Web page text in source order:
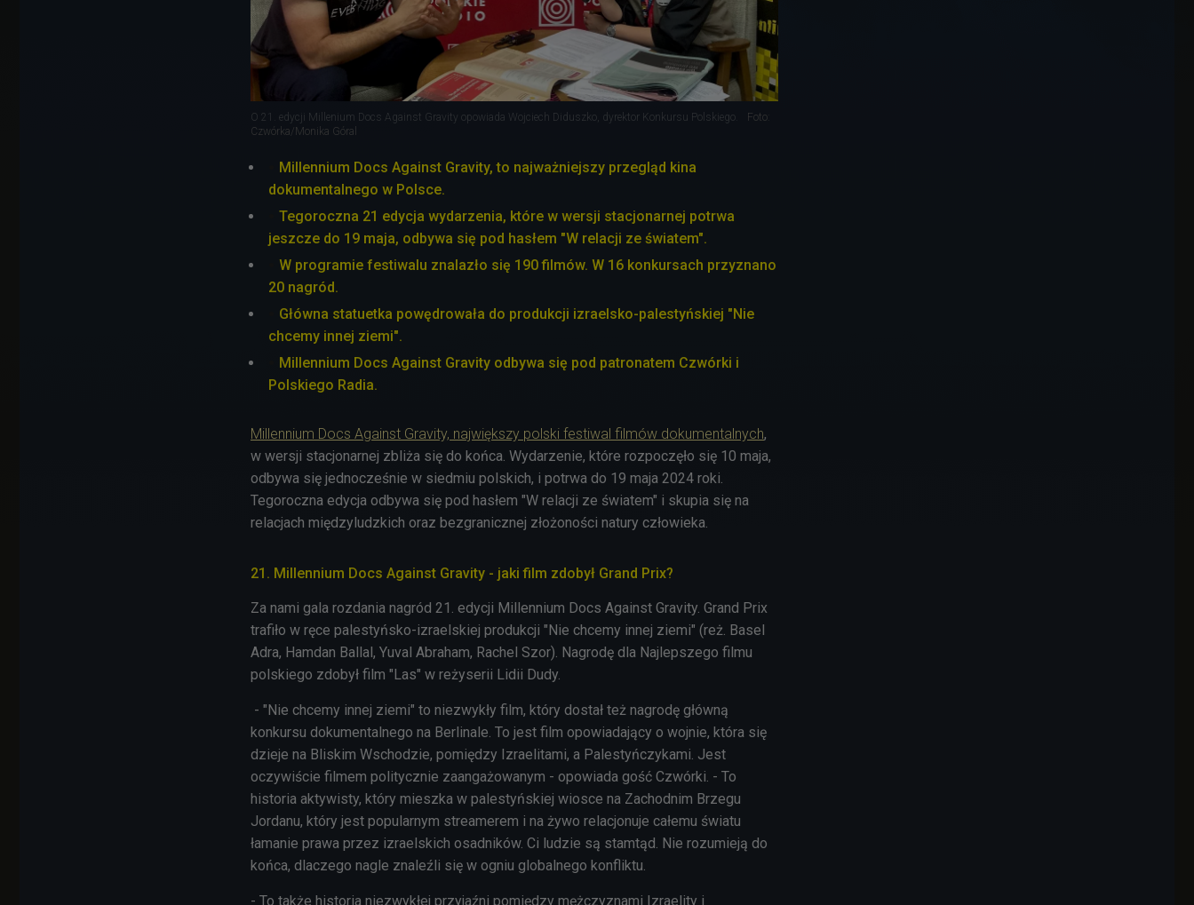
O 21. edycji Millenium Docs Against Gravity opowiada Wojciech Diduszko, dyrektor Konkursu Polskiego.
Foto:
Czwórka/Monika Góral
Millennium Docs Against Gravity, to najważniejszy przegląd kina
dokumentalnego w Polsce.
Tegoroczna 21 edycja wydarzenia, które w wersji stacjonarnej potrwa
jeszcze do 19 maja, odbywa się pod hasłem "W relacji ze światem".
W programie festiwalu znalazło się 190 filmów. W 16 konkursach przyznano
20 nagród.
Główna statuetka powędrowała do produkcji izraelsko-palestyńskiej "Nie
chcemy innej ziemi".
Millennium Docs Against Gravity odbywa się pod patronatem Czwórki i
Polskiego Radia.
Millennium Docs Against Gravity, największy polski festiwal filmów dokumentalnych,
w wersji stacjonarnej zbliża się do końca. Wydarzenie, które rozpoczęło się 10 maja,
odbywa się jednocześnie w siedmiu polskich, i potrwa do 19 maja 2024 roki.
Tegoroczna edycja odbywa się pod hasłem "W relacji ze światem" i skupia się na
relacjach międzyludzkich oraz bezgranicznej złożoności natury człowieka.
21. Millennium Docs Against Gravity - jaki film zdobył Grand Prix?
Za nami gala rozdania nagród 21. edycji Millennium Docs Against Gravity. Grand Prix
trafiło w ręce palestyńsko-izraelskiej produkcji "Nie chcemy innej ziemi" (reż. Basel
Adra, Hamdan Ballal, Yuval Abraham, Rachel Szor). Nagrodę dla Najlepszego filmu
polskiego zdobył film "Las" w reżyserii Lidii Dudy.
- "Nie chcemy innej ziemi" to niezwykły film, który dostał też nagrodę główną
konkursu dokumentalnego na Berlinale. To jest film opowiadający o wojnie, która się
dzieje na Bliskim Wschodzie, pomiędzy Izraelitami, a Palestyńczykami. Jest
oczywiście filmem politycznie zaangażowanym - opowiada gość Czwórki. - To
historia aktywisty, który mieszka w palestyńskiej wiosce na Zachodnim Brzegu
Jordanu, który jest popularnym streamerem i na żywo relacjonuje całemu światu
łamanie prawa przez izraelskich osadników. Ci ludzie są stamtąd. Nie rozumieją do
końca, dlaczego nagle znaleźli się w ogniu globalnego konfliktu.
- To także historia niezwykłej przyjaźni pomiędzy mężczyznami Izraelity i